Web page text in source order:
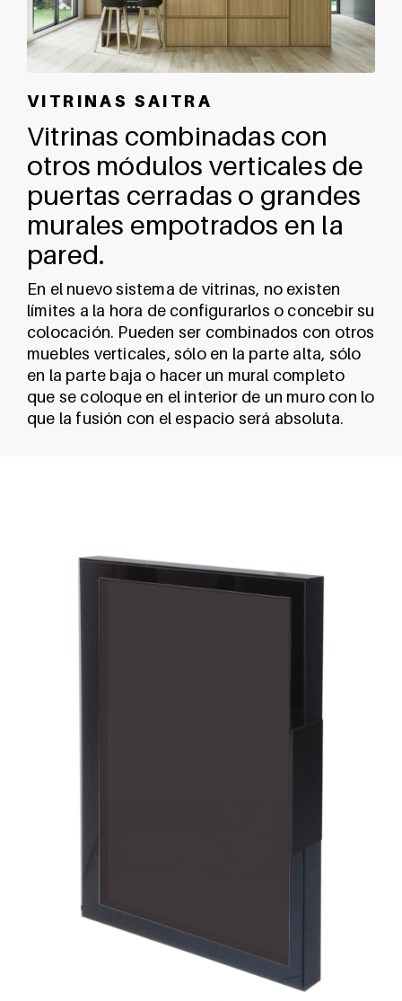
V I T R I N A S S A I T R A
Vitrinas combinadas con
otros módulos verticales de
puertas cerradas o grandes
murales empotrados en la
pared.
En el nuevo sistema de vitrinas, no existen
límites a la hora de configurarlos o concebir su
colocación. Pueden ser combinados con otros
muebles verticales, sólo en la parte alta, sólo
en la parte baja o hacer un mural completo
que se coloque en el interior de un muro con lo
que la fusión con el espacio será absoluta.